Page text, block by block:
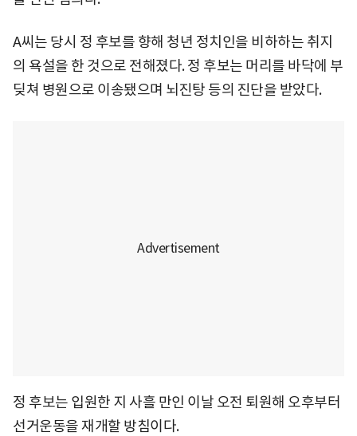
A씨는 당시 정 후보를 향해 청년 정치인을 비하하는 취지
의 욕설을 한 것으로 전해졌다. 정 후보는 머리를 바닥에 부
딪쳐 병원으로 이송됐으며 뇌진탕 등의 진단을 받았다.
정 후보는 입원한 지 사흘 만인 이날 오전 퇴원해 오후부터
선거운동을 재개할 방침이다.